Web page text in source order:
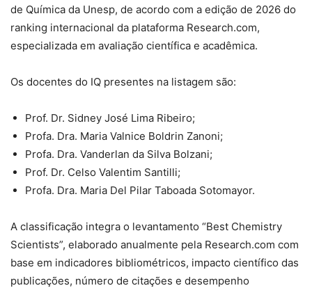
de Química da Unesp, de acordo com a edição de 2026 do
ranking internacional da plataforma Research.com,
especializada em avaliação científica e acadêmica.
Os docentes do IQ presentes na listagem são:
Prof. Dr. Sidney José Lima Ribeiro;
Profa. Dra. Maria Valnice Boldrin Zanoni;
Profa. Dra. Vanderlan da Silva Bolzani;
Prof. Dr. Celso Valentim Santilli;
Profa. Dra. Maria Del Pilar Taboada Sotomayor.
A classificação integra o levantamento “Best Chemistry
Scientists”, elaborado anualmente pela Research.com com
base em indicadores bibliométricos, impacto científico das
publicações, número de citações e desempenho